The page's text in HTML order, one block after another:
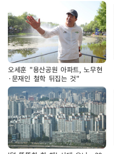
오세훈 "용산공원 아파트, 노무현
·문재인 철학 뒤집는 것"